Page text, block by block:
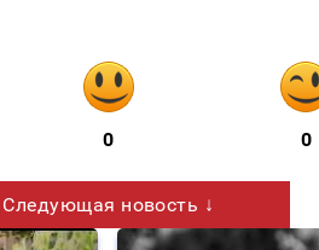
0 0
Следующая новость ↓